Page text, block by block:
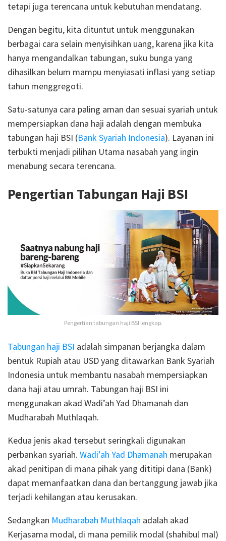
tetapi juga terencana untuk kebutuhan mendatang.
Dengan begitu, kita dituntut untuk menggunakan
berbagai cara selain menyisihkan uang, karena jika kita
hanya mengandalkan tabungan, suku bunga yang
dihasilkan belum mampu menyiasati inflasi yang setiap
tahun menggregoti.
Satu-satunya cara paling aman dan sesuai syariah untuk
mempersiapkan dana haji adalah dengan membuka
tabungan haji BSI (Bank Syariah Indonesia). Layanan ini
terbukti menjadi pilihan Utama nasabah yang ingin
menabung secara terencana.
Pengertian Tabungan Haji BSI
Pengertian tabungan haji BSI lengkap.
Tabungan haji BSI adalah simpanan berjangka dalam
bentuk Rupiah atau USD yang ditawarkan Bank Syariah
Indonesia untuk membantu nasabah mempersiapkan
dana haji atau umrah. Tabungan haji BSI ini
menggunakan akad Wadi’ah Yad Dhamanah dan
Mudharabah Muthlaqah.
Kedua jenis akad tersebut seringkali digunakan
perbankan syariah. Wadi’ah Yad Dhamanah merupakan
akad penitipan di mana pihak yang dititipi dana (Bank)
dapat memanfaatkan dana dan bertanggung jawab jika
terjadi kehilangan atau kerusakan.
Sedangkan Mudharabah Muthlaqah adalah akad
Kerjasama modal, di mana pemilik modal (shahibul mal)